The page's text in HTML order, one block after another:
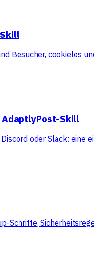
Besucher, cookielos
AdaptlyPost-Skill
oder Slack: eine
Schritte,